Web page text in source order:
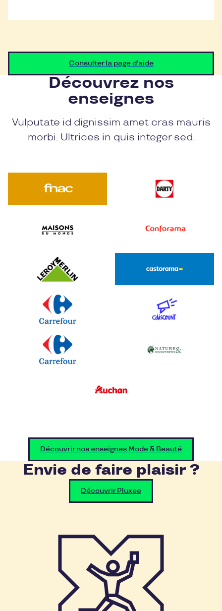
Consulter la page d'aide
Découvrez nos
enseignes
Vulputate id dignissim amet cras mauris
morbi. Ultrices in quis integer sed.
Découvrir nos enseignes Mode & Beauté
Envie de faire plaisir ?
Découvrir Pluxee